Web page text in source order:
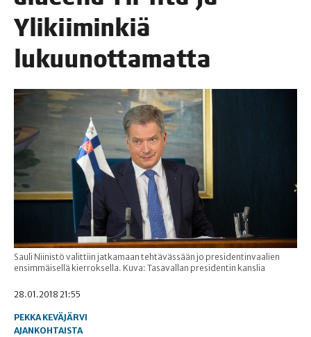
Yli­kii­min­kiä
lukuunottamatta
Sauli Niinistö valittiin jatkamaan tehtävässään jo presidentinvaalien
ensimmäisellä kierroksella. Kuva: Tasavallan presidentin kanslia
28.01.2018 21:55
PEKKA KEVÄJÄRVI
AJANKOHTAISTA